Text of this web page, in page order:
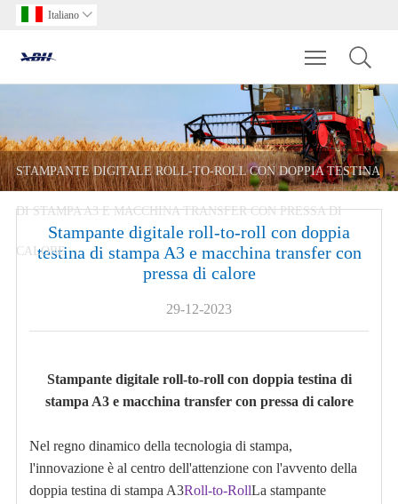
Italiano 
Toggle
STAMPANTE DIGITALE ROLL-TO-ROLL CON DOPPIA TESTINA
DI STAMPA A3 E MACCHINA TRANSFER CON PRESSA DI
CALORE
Stampante digitale roll-to-roll con doppia
testina di stampa A3 e macchina transfer con
pressa di calore
29-12-2023
Stampante digitale roll-to-roll con doppia testina di
stampa A3 e macchina transfer con pressa di calore
Nel regno dinamico della tecnologia di stampa,
l'innovazione è al centro dell'attenzione con l'avvento della
doppia testina di stampa A3Roll-to-RollLa stampante